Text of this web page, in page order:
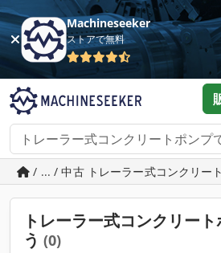
Machineseeker
ストアで無料
/ ... / 中古 トレーラー式コンクリー
トレーラー式コンクリー
う (0)